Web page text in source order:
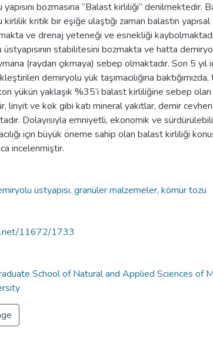
bozmasına “Balast kirliliği” denilmektedir.
kirlilik kritik bir eşiğe ulaştığı zaman balastın yapısal
ve drenaj yeteneği ve esnekliği
stabilitesini bozmakta ve hatta
(raydan çıkmaya) sebep olmaktadır. Son 5 yıl
demiryolu yük taşımacılığına
yükün yaklaşık %35’i balast kirliliğine sebep olan
linyit ve kok gibi katı mineral yakıtlar, demir
Dolayısıyla emniyetli, ekonomik ve
için büyük öneme sahip olan balast kirliliği
incelenmiştir.
üstyapısı, granüler malzemeler, kömür tozu
11672/1733
School of Natural and Applied Sciences of